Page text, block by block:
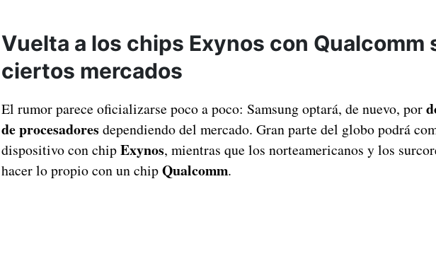
Vuelta a los chips Exynos con Qualcomm
ciertos mercados
El rumor parece oficializarse poco a poco: Samsung optará, de nuevo, por
de procesadores dependiendo del mercado. Gran parte del globo podrá
dispositivo con chipExynos, mientras que los norteamericanos y los
hacer lo propio con un chipQualcomm.